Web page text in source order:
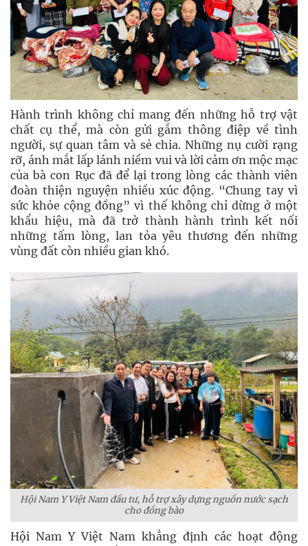
Hành trình không chỉ mang đến những hỗ trợ vật
chất cụ thể, mà còn gửi gắm thông điệp về tình
người, sự quan tâm và sẻ chia. Những nụ cười rạng
rỡ, ánh mắt lấp lánh niềm vui và lời cảm ơn mộc mạc
của bà con Rục đã để lại trong lòng các thành viên
đoàn thiện nguyện nhiều xúc động. “Chung tay vì
sức khỏe cộng đồng” vì thế không chỉ dừng ở một
khẩu hiệu, mà đã trở thành hành trình kết nối
những tấm lòng, lan tỏa yêu thương đến những
vùng đất còn nhiều gian khó.
Hội Nam Y Việt Nam đầu tư, hỗ trợ xây dựng nguồn nước sạch
cho đồng bào
Hội Nam Y Việt Nam khẳng định các hoạt động